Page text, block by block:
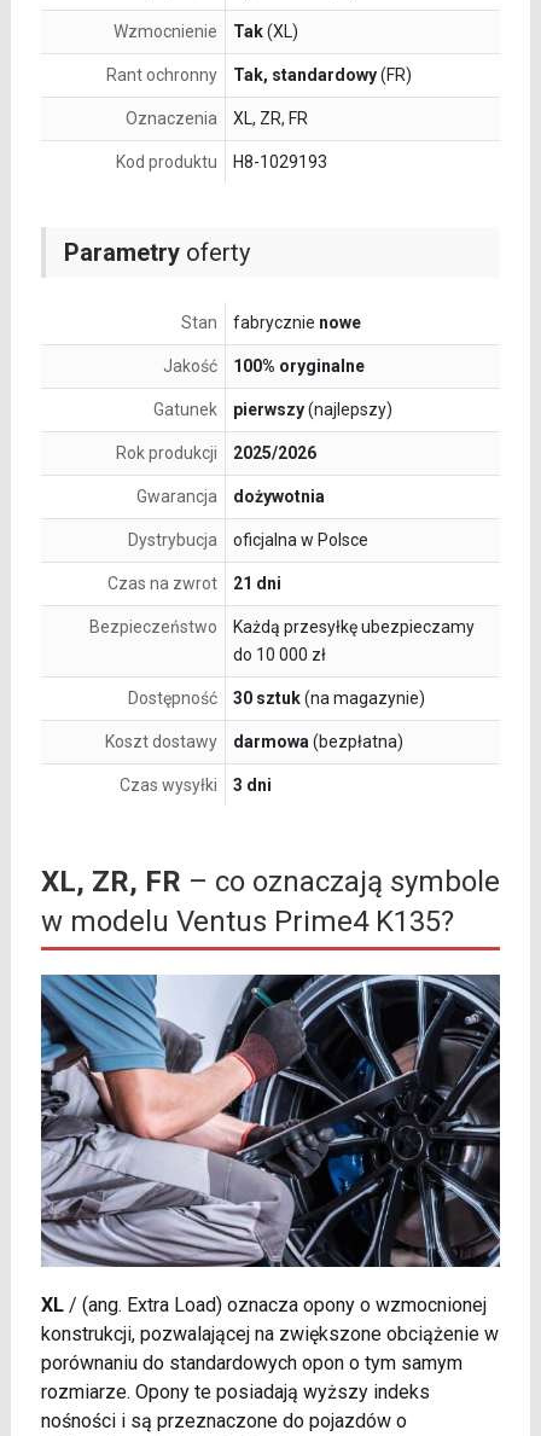
Parametryoferty
Stan fabrycznie nowe
Jakość 100% oryginalne
Gatunek pierwszy(najlepszy)
Rok produkcji 2025/2026
Gwarancja dożywotnia
Dystrybucja oficjalna w Polsce
Czas na zwrot 21 dni
Bezpieczeństwo
Każdą przesyłkę ubezpieczamy
do 10 000 zł
Dostępność 30 sztuk(na magazynie)
Koszt dostawy darmowa (bezpłatna)
Czas wysyłki 3 dni
Wzmocnienie Tak(XL)
Rant ochronny Tak, standardowy(FR)
Oznaczenia XL, ZR, FR
Kod produktu H8-1029193
XL, ZR, FR – co oznaczają symbole
w modelu Ventus Prime4 K135?
XL/ (ang. Extra Load) oznacza opony o wzmocnionej
konstrukcji, pozwalającej na zwiększone obciążenie w
porównaniu do standardowych opon o tym samym
rozmiarze. Opony te posiadają wyższy indeks
nośności i są przeznaczone do pojazdów o